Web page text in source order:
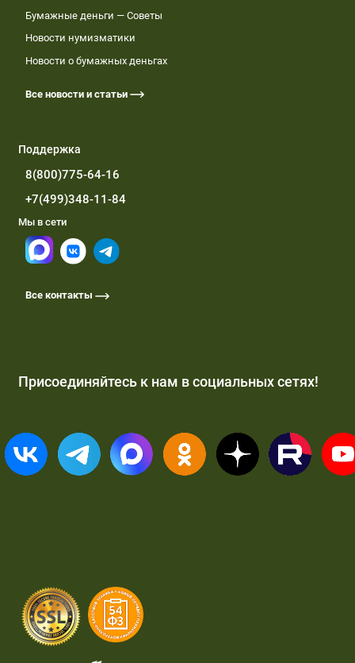
Бумажные деньги — Советы
Новости нумизматики
Новости о бумажных деньгах
Все новости и статьи
Поддержка
8(800)775-64-16
+7(499)348-11-84
Мы в сети
Все контакты
Присоединяйтесь к нам в социальных сетях!